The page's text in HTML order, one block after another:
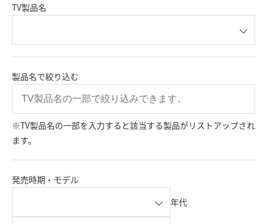
TV製品名
製品名で絞り込む
※TV製品名の一部を入力すると該当する製品がリストアップされ
ます。
発売時期・モデル
年代